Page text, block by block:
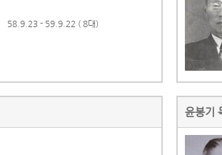
58.9.23 - 59.9.22 ( 8대)
윤봉기